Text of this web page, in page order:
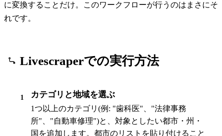
に変換することだけ。このワークフローが行うのはまさにそ
れです。
Livescraperでの実行方法
1 カテゴリと地域を選ぶ
1つ以上のカテゴリ(例: "歯科医"、"法律事務
所"、"自動車修理")と、対象としたい都市・州・
国を追加します。都市のリストを貼り付けること